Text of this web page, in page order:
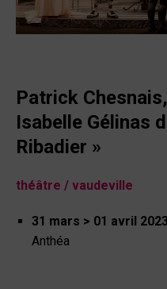
Patrick
Isabelle Gélinas
Ribadier »
théâtre / vaudeville
31 mars > 01 avril 2023
Anthéa